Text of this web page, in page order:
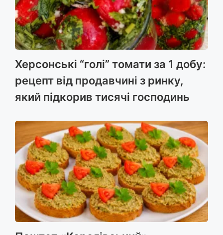
r
Херсонські “голі” томати за 1 добу:
рецепт від продавчині з ринку,
який підкорив тисячі господинь